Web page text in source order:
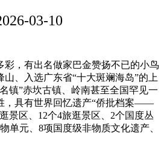
03-10
，有出名做家巴金赞扬不已的小鸟
、入选广东省“十大斑斓海岛”的上
镇”赤坎古镇、岭南甚至全国罕见一
，具有世界回忆遗产“侨批档案——
景区、12个4旅逛景区、2个国度丛
单元、8项国度级非物质文化遗产、